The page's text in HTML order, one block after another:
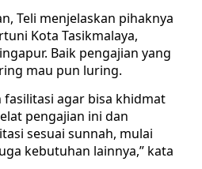
Teli menjelaskan pihaknya
Kota Tasikmalaya,
Baik pengajian yang
mau pun luring.
agar bisa khidmat
pengajian ini dan
sesuai sunnah, mulai
kebutuhan lainnya,” kata